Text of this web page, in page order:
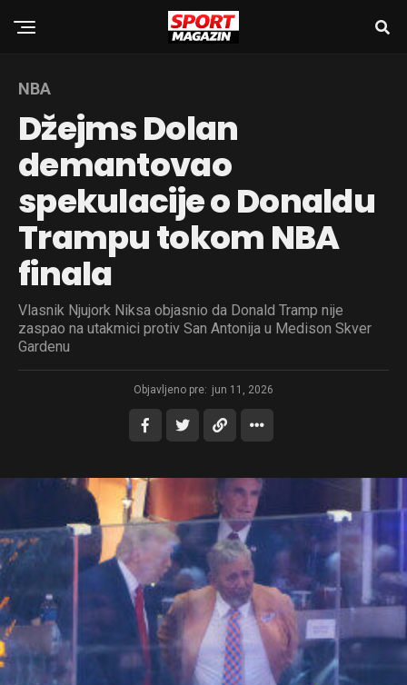
NBA
Džejms Dolan
demantovao
spekulacije o Donaldu
Trampu tokom NBA
finala
Vlasnik Njujork Niksa objasnio da Donald Tramp nije
zaspao na utakmici protiv San Antonija u Medison Skver
Gardenu
Objavljeno pre: jun 11, 2026